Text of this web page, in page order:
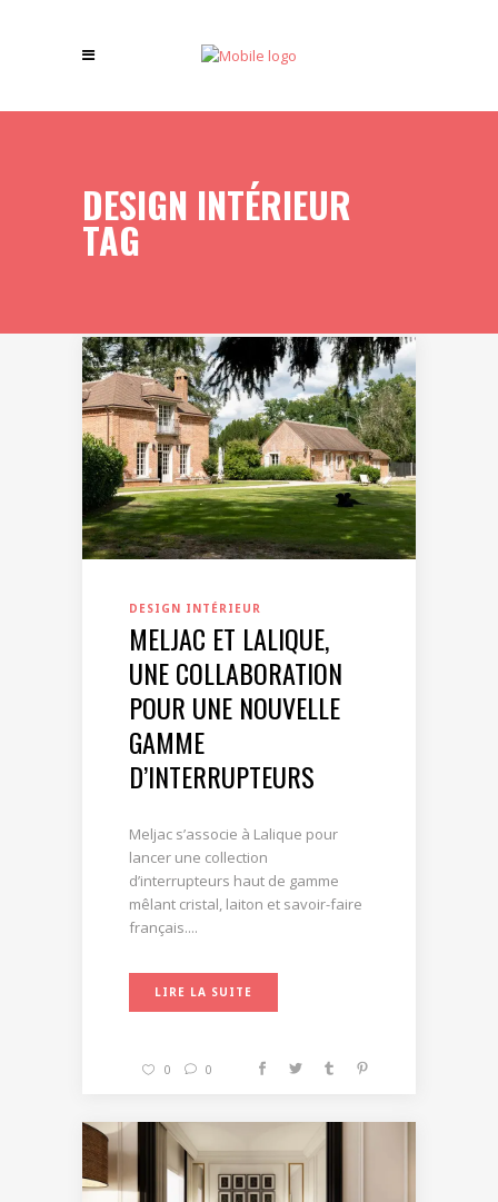
DESIGN INTÉRIEUR
TAG
DESIGN INTÉRIEUR
MELJAC ET LALIQUE,
UNE COLLABORATION
POUR UNE NOUVELLE
GAMME
D’INTERRUPTEURS
Meljac s’associe à Lalique pour
lancer une collection
d’interrupteurs haut de gamme
mêlant cristal, laiton et savoir-faire
français....
LIRE LA SUITE
0 0